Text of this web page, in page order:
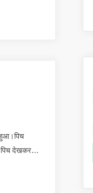
पिच देखकर…